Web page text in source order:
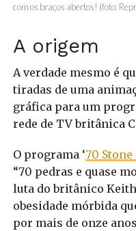
com os braços abertos! (foto:
A origem
A verdade mesmo é
tiradas de uma
gráfica para um
rede de TV britânica
O programa ‘70
“70 pedras e quase
luta do britânico
obesidade mórbida
por mais de onze